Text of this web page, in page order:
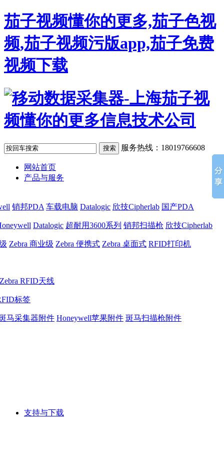
茄子视频懂你的更多,茄子色视
频,茄子视频污版app,茄子免费
视频下载
服务热线：18019766608
网站首页
产品与服务
销邦PDA 车载电脑 Datalogic 欣技Cipherlab 国产PDA
Datalogic 超耐用3600系列 销邦扫描枪 欣技Cipherlab
Zebra 商业级 Zebra 便携式 Zebra 桌面式 RFID打印机
Zebra RFID天线
标签
马采集器附件 Honeywell苹果附件 斑马扫描枪附件
支持与下载